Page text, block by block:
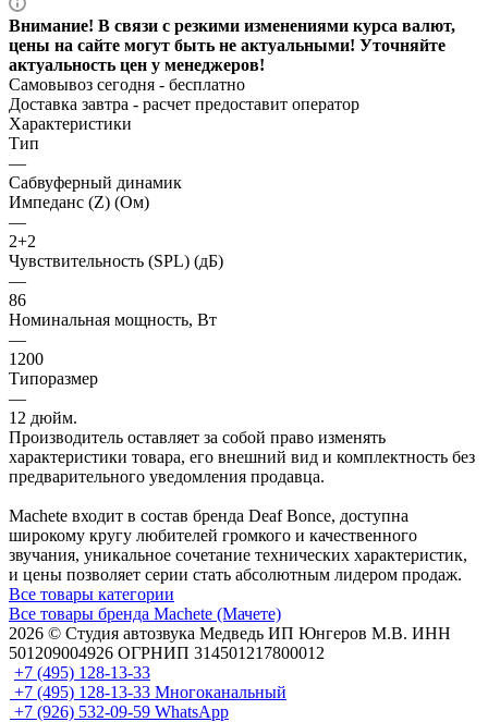
Внимание! В связи с резкими изменениями курса валют,
цены на сайте могут быть не актуальными! Уточняйте
актуальность цен у менеджеров!
Самовывоз сегодня - бесплатно
Доставка завтра - расчет предоставит оператор
Характеристики
Тип
—
Сабвуферный динамик
Импеданс (Z) (Ом)
—
2+2
Чувствительность (SPL) (дБ)
—
86
Номинальная мощность, Вт
—
1200
Типоразмер
—
12 дюйм.
Производитель оставляет за собой право изменять
характеристики товара, его внешний вид и комплектность без
предварительного уведомления продавца.
Machete входит в состав бренда Deaf Bonce, доступна
широкому кругу любителей громкого и качественного
звучания, уникальное сочетание технических характеристик,
и цены позволяет серии стать абсолютным лидером продаж.
Все товары категории
Все товары бренда Machete (Мачете)
2026 © Cтудия автозвука Медведь ИП Юнгеров М.В. ИНН
501209004926 ОГРНИП 314501217800012
+7 (495) 128-13-33
+7 (495) 128-13-33 Многоканальный
+7 (926) 532-09-59 WhatsApp